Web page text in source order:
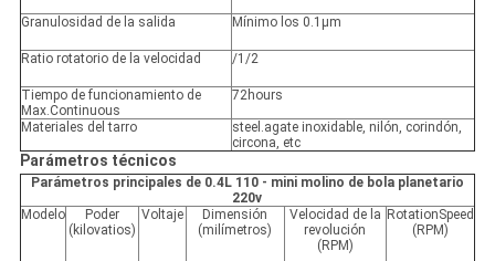
Granulosidad de la salida Mínimo los 0.1μm
Ratio rotatorio de la velocidad /1/2
Tiempo de funcionamiento de
Max.Continuous
72hours
Materiales del tarro
steel.agate inoxidable, nilón, corindón,
circona, etc
Parámetros técnicos
Parámetros principales de 0.4L 110 - mini molino de bola planetario
220v
Modelo
Poder
(kilovatios)
Voltaje
Dimensión
(milímetros)
Velocidad de la
revolución
(RPM)
RotationSpeed
(RPM)